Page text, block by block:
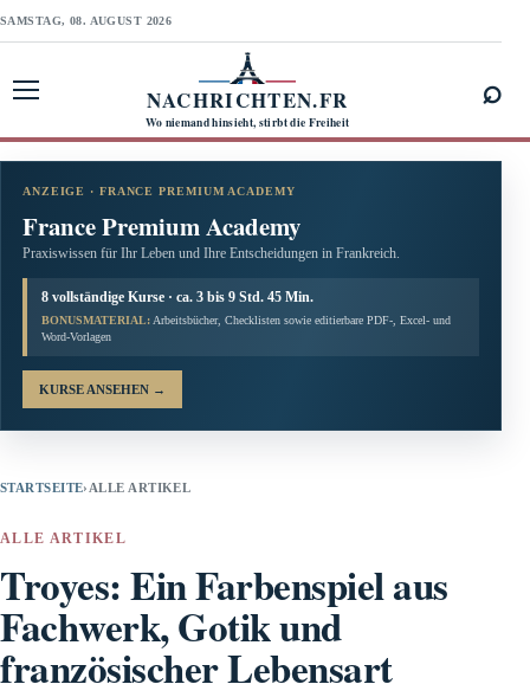
SAMSTAG, 08. AUGUST 2026
NACHRICHTEN.FR
Wo niemand hinsieht, stirbt die Freiheit
⌕
ANZEIGE · FRANCE PREMIUM ACADEMY
France Premium Academy
Praxiswissen für Ihr Leben und Ihre Entscheidungen in Frankreich.
8 vollständige Kurse · ca. 3 bis 9 Std. 45 Min.
BONUSMATERIAL: Arbeitsbücher, Checklisten sowie editierbare PDF-, Excel- und
Word-Vorlagen
KURSE ANSEHEN →
STARTSEITE› ALLE ARTIKEL
ALLE ARTIKEL
Troyes: Ein Farbenspiel aus
Fachwerk, Gotik und
französischer Lebensart